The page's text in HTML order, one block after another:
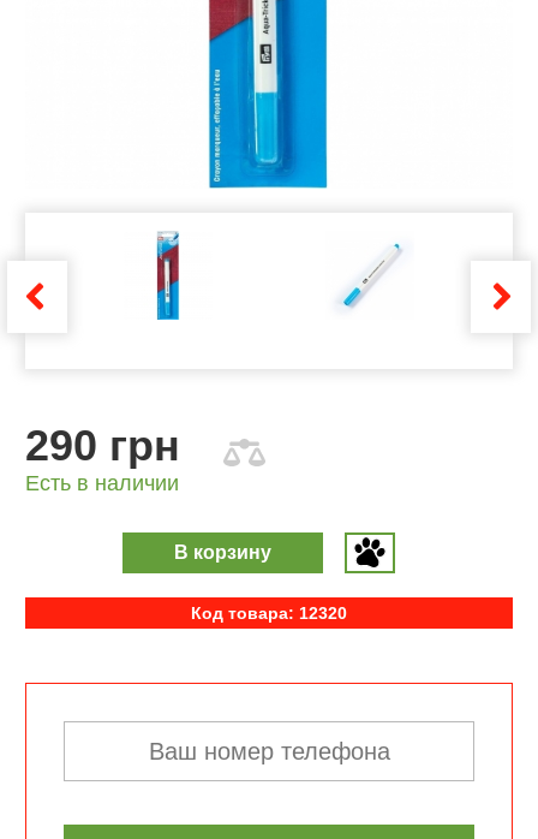
290 грн
Есть в наличии
В корзину
Код товара: 12320